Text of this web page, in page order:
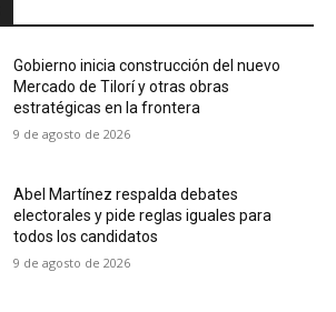
Gobierno inicia construcción del nuevo
Mercado de Tilorí y otras obras
estratégicas en la frontera
9 de agosto de 2026
Abel Martínez respalda debates
electorales y pide reglas iguales para
todos los candidatos
9 de agosto de 2026